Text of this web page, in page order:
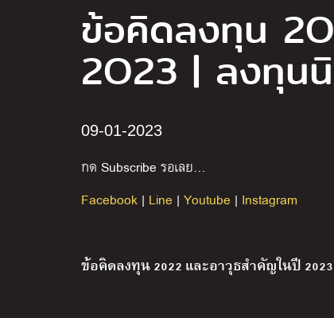
ข้อคิดลงทุน
2O23 | ลงทุน
09-01-2023
กด Subscribe รอเลย…
Facebook | Line | Youtube | Instagram
ข้อคิดลงทุน2022 และอาวุธสำคัญในปี 2023